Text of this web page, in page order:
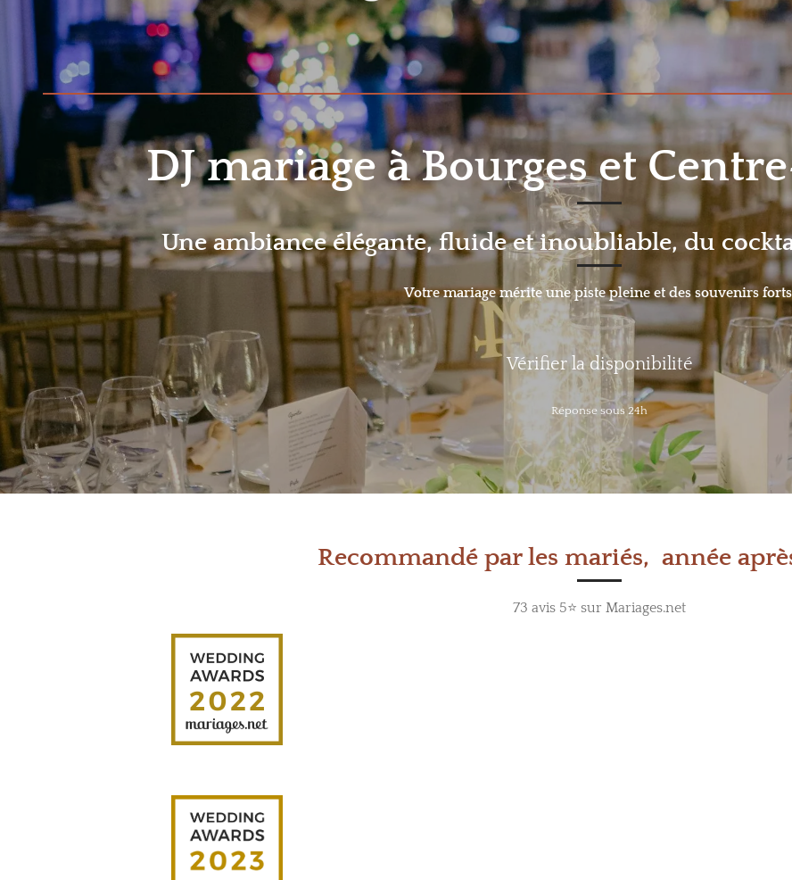
DJ mariage à Bourges et
Une ambiance élégante, fluide et inoubliable, du
Votre mariage mérite une piste pleine et des souvenirs
Vérifier la disponibilité
Réponse sous 24h
Recommandé par les mariés, année
73 avis 5⭐ sur Mariages.net